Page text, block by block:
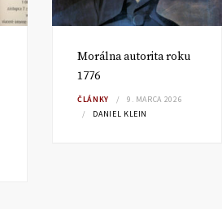
Morálna autorita roku
1776
ČLÁNKY
9. MARCA 2026
DANIEL KLEIN